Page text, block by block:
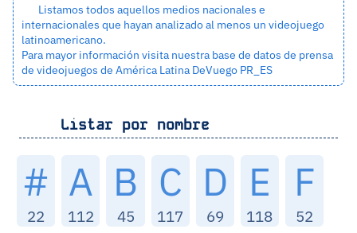
Listamos todos aquellos medios nacionales e
internacionales que hayan analizado al menos un videojuego
latinoamericano.
Para mayor información visita nuestra base de datos de prensa
de videojuegos de América Latina DeVuego PR_ES
Listar por nombre
#
22
A
112
B
45
C
117
D
69
E
118
F
52